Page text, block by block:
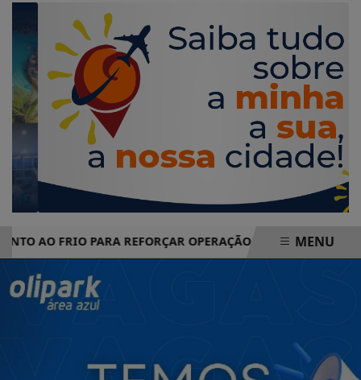
AO FRIO PARA REFORÇAR OPERAÇÃO INVERNO EM OLÍMPIA
EM ALTA
MENU